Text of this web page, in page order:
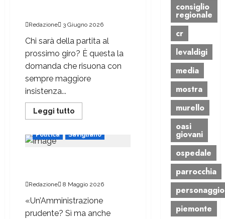
Redazione 3 Giugno 2026
Chi sarà della partita al
prossimo giro? È questa la
domanda che risuona con
sempre maggiore
insistenza...
Leggi tutto
Politica Savigliano
Redazione 8 Maggio 2026
«Un’Amministrazione
prudente? Sì ma anche
consiglio
regionale
cr
levaldigi
media
mostra
murello
oasi
giovani
ospedale
parrocchia
personaggio
piemonte